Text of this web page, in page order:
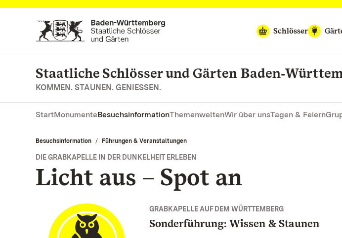
Zum Hauptinhalt springen
Schlösser
Staatliche Schlösser und Gärten
KOMMEN. STAUNEN. GENIESSEN.
StartMonumenteBesuchsinformationThemenweltenWir über unsTagen & Feiern
Besuchsinformation Führungen & Veranstaltungen
DIE GRABKAPELLE IN DER DUNKELHEIT ERLEBEN
Licht aus – Spot an
GRABKAPELLE AUF DEM WÜRTTEMBERG
Sonderführung: Wissen & Staunen